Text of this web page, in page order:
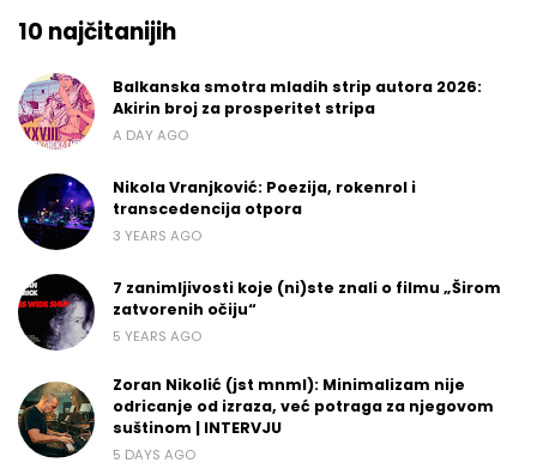
10 najčitanijih
Balkanska smotra mladih strip autora 2026:
Akirin broj za prosperitet stripa
A DAY AGO
Nikola Vranjković: Poezija, rokenrol i
transcedencija otpora
3 YEARS AGO
7 zanimljivosti koje (ni)ste znali o filmu „Širom
zatvorenih očiju“
5 YEARS AGO
Zoran Nikolić (jst mnml): Minimalizam nije
odricanje od izraza, već potraga za njegovom
suštinom | INTERVJU
5 DAYS AGO